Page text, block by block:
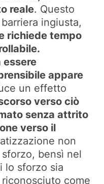
reale. Questo
ingiusta,
richiede tempo
essere
appare
un effetto
verso ciò
senza attrito
verso il
non
bensì nel
lo sforzo sia
come